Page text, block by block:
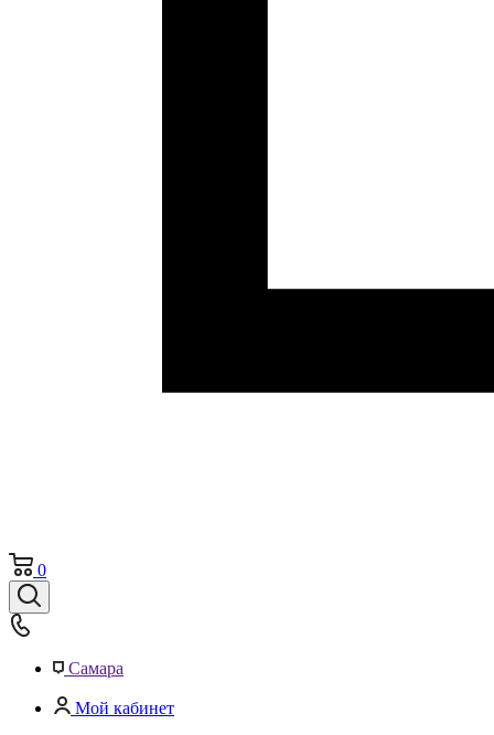
0
Самара
Мой кабинет